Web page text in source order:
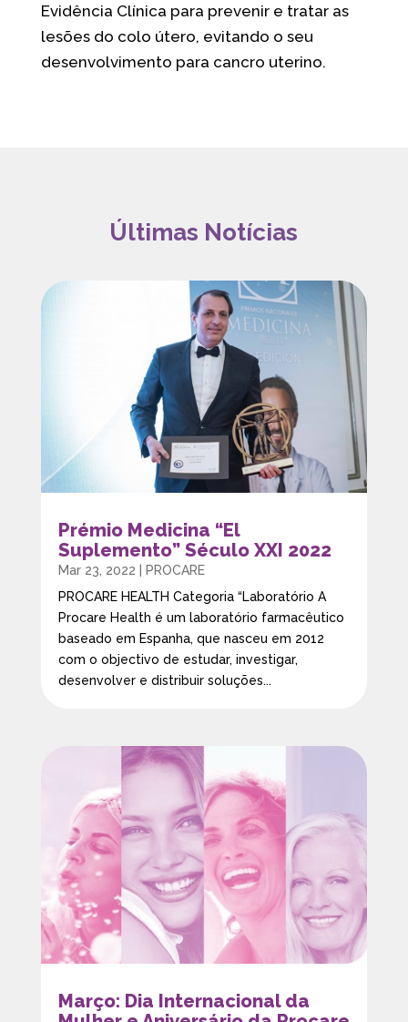
Evidência Clínica para prevenir e tratar as
lesões do colo útero, evitando o seu
desenvolvimento para cancro uterino.
Últimas Notícias
Prémio Medicina “El
Suplemento” Século XXI 2022
Mar 23, 2022
PROCARE
PROCARE HEALTH Categoria “Laboratório A
Procare Health é um laboratório farmacêutico
baseado em Espanha, que nasceu em 2012
com o objectivo de estudar, investigar,
desenvolver e distribuir soluções...
Março: Dia Internacional da